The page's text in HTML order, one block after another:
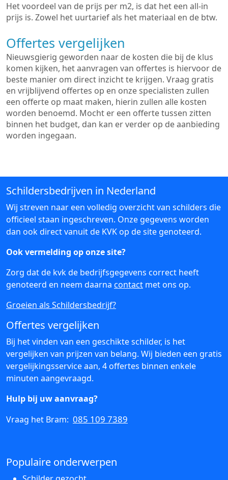
Het voordeel van de prijs per m2, is dat het een all-in
prijs is. Zowel het uurtarief als het materiaal en de btw.
Offertes vergelijken
Nieuwsgierig geworden naar de kosten die bij de klus
komen kijken, het aanvragen van offertes is hiervoor de
beste manier om direct inzicht te krijgen. Vraag gratis
en vrijblijvend offertes op en onze specialisten zullen
een offerte op maat maken, hierin zullen alle kosten
worden benoemd. Mocht er een offerte tussen zitten
binnen het budget, dan kan er verder op de aanbieding
worden ingegaan.
Schildersbedrijven in Nederland
Wij streven naar een volledig overzicht van schilders die
officieel staan ingeschreven. Onze gegevens worden
dan ook direct vanuit de KVK op de site genoteerd.
Ook vermelding op onze site?
Zorg dat de kvk de bedrijfsgegevens correct heeft
genoteerd en neem daarna contact met ons op.
Groeien als Schildersbedrijf?
Offertes vergelijken
Bij het vinden van een geschikte schilder, is het
vergelijken van prijzen van belang. Wij bieden een gratis
vergelijkingsservice aan, 4 offertes binnen enkele
minuten aangevraagd.
Hulp bij uw aanvraag?
Vraag het Bram: 085 109 7389
Populaire onderwerpen